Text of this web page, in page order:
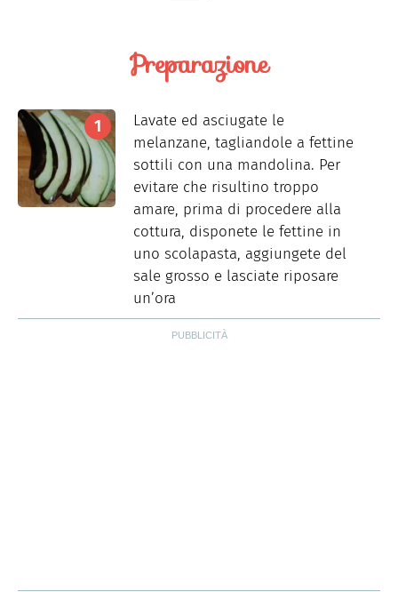
Preparazione
Lavate ed asciugate le
melanzane, tagliandole a fettine
sottili con una mandolina. Per
evitare che risultino troppo
amare, prima di procedere alla
cottura, disponete le fettine in
uno scolapasta, aggiungete del
sale grosso e lasciate riposare
un’ora